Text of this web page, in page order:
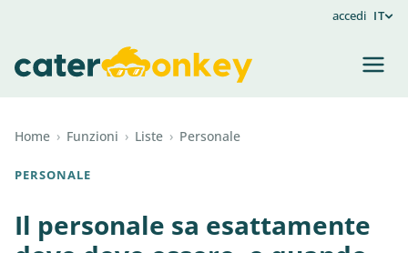
accedi IT
Home › Funzioni › Liste › Personale
PERSONALE
Il personale sa esattamente